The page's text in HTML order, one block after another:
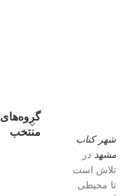
شهر کتاب
مشهد در
تلاش است
تا محیطی
گروه‌های
منتخب